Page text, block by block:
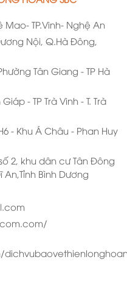
Mao- TP.Vinh- Nghệ An
Nội, Q.Hà Đông,
Tân Giang - TP Hà
- TP Trà Vinh - T. Trà
- Khu Á Châu - Phan Huy
2, khu dân cư Tân Đông
An,Tỉnh Bình Dương